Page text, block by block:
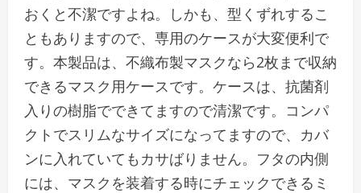
おくと不潔ですよね。しかも、型くずれするこ
ともありますので、専用のケースが大変便利で
す。本製品は、不織布製マスクなら2枚まで収納
できるマスク用ケースです。ケースは、抗菌剤
入りの樹脂でできてますので清潔です。コンパ
クトでスリムなサイズになってますので、カバ
ンに入れていてもカサばりません。フタの内側
には、マスクを装着する時にチェックできるミ